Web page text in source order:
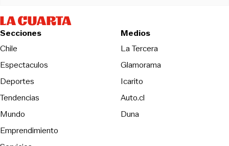
Secciones
Chile
Espectaculos
Deportes
Tendencias
Mundo
Emprendimiento
Medios
La TerceraOpens in new
Glamorama
Icarito
Auto.cl
DunaOpens in new window